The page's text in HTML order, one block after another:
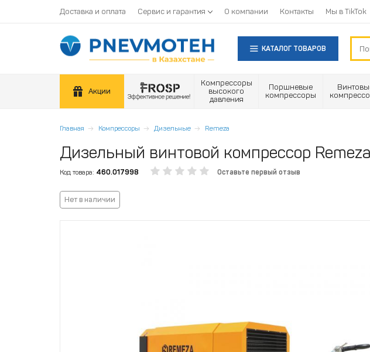
Доставка и оплата Сервис и гарантия О компании Контакты Мы в TikTok
КАТАЛОГ ТОВАРОВ
Акции
Компрессоры
высокого
давления
Поршневые
компрессоры
Главная Компрессоры Дизельные Remeza
Дизельный винтовой компрессор
Код товара: 460.017998 Оставьте первый отзыв
Нет в наличии